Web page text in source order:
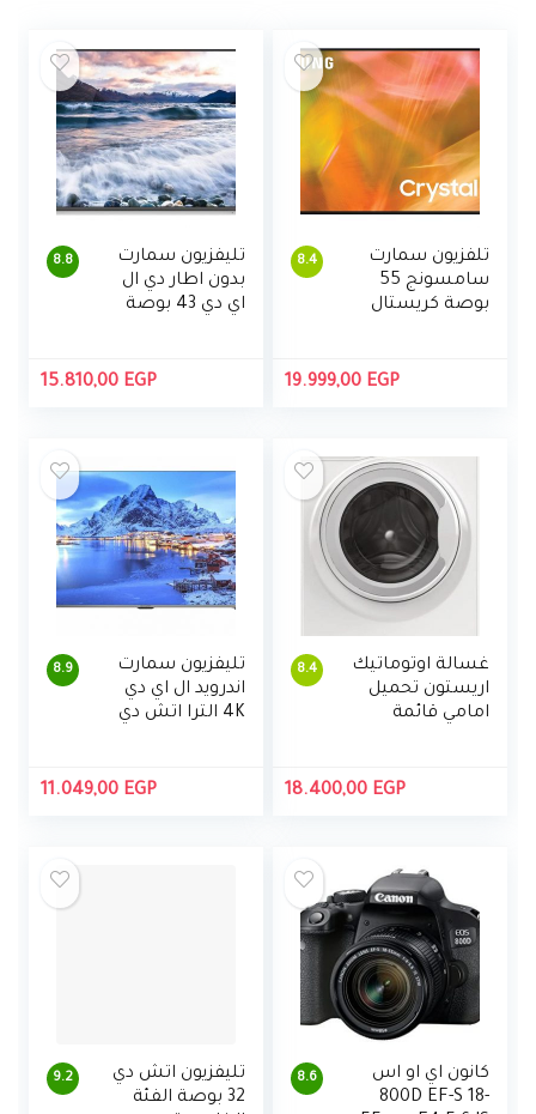
8.4
تلفزيون سمارت
سامسونج 55
بوصة كريستال
المدى الديناميكي
(UA55AU8000UX
19.999,00 EGP
8.8
تليفزيون سمارت
بدون اطار دي ال
اي دي 43 بوصة
15.810,00 EGP
8.4
غسالة اوتوماتيك
اريستون تحميل
امامي قائمة
18.400,00 EGP
8.9
تليفزيون سمارت
اندرويد ال اي دي
4K الترا اتش دي
كنترول من شارب11.049,00 EGP
8.6
كانون اي او اس
800D EF-S 18-
9.2
تليفزيون اتش دي
32 بوصة الفئة